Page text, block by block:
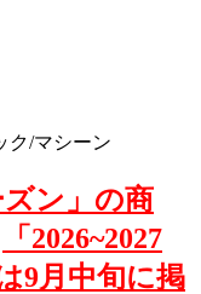
/マシーン
ン」の商
「2026~2027
9月中旬に掲